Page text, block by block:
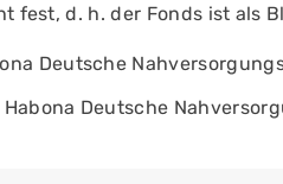
fest, d. h. der Fonds ist als
Deutsche
Habona Deutsche